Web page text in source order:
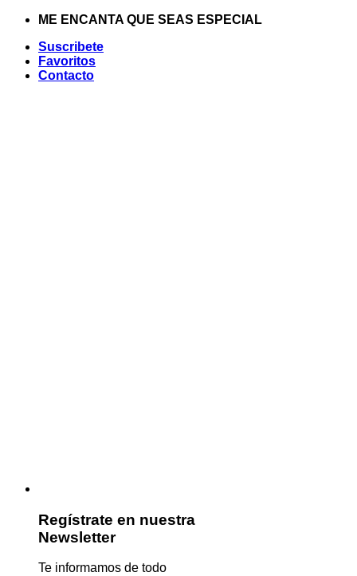
Saltar
contenido
ME ENCANTA QUE SEAS ESPECIAL
Suscribete
Favoritos
Contacto
Regístrate en nuestra
Newsletter
Te informamos de todo